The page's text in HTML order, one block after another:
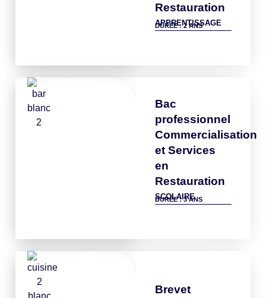
Restauration
APPRENTISSAGE
DURÉE : 2 ANS
Bac
professionnel
Commercialisation
et Services
en
Restauration
SCOLAIRE
DURÉE : 3 ANS
Brevet